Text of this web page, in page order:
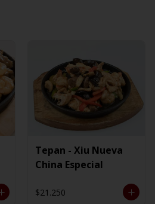
Tepan - Xiu Nueva
China Especial
$21.250